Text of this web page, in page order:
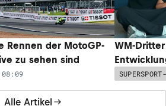
Alle Artikel
Rennen der MotoGP-
zu sehen sind
WM-
SUPERSPORT-